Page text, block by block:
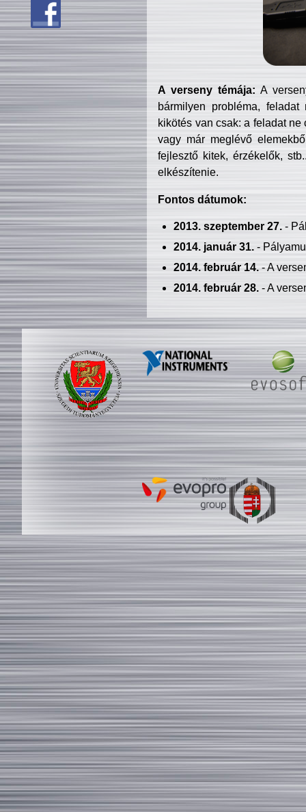
A verseny témája: A
bármilyen probléma, feladat
kikötés van csak: a feladat
vagy már meglévő
fejlesztő kitek, érzékelők,
elkészítenie.
Fontos dátumok:
2013. szeptember 27.-
2014. január 31.-
2014. február 14.- A
2014. február 28.- A